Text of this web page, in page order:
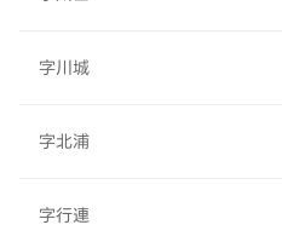
字川城
字北浦
字行連